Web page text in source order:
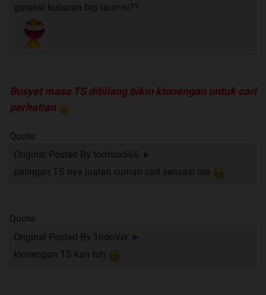
garansi kuburan brp taun ni??
Busyet masa TS dibilang bikin klonengan untuk cari
perhatian
Quote:
Original Posted By tormox666 ►
palingan TS nya jualan cuman cari sensasi aja
Quote:
Original Posted By 1ndoVer ►
klonengan TS kan tuh